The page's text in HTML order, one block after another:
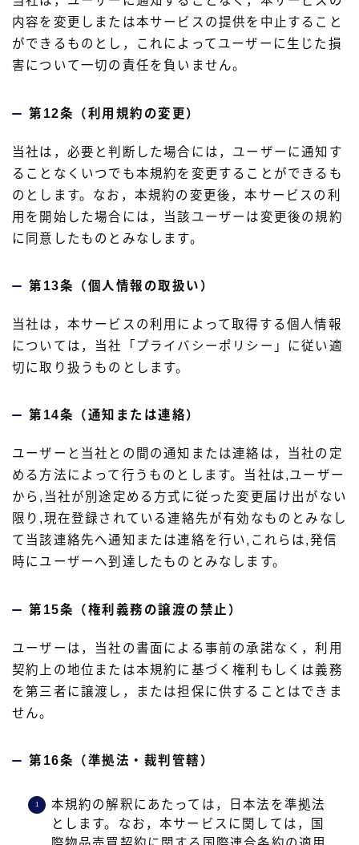
内容を変更しまたは本サービスの提供を中止すること
ができるものとし，これによってユーザーに生じた損
害について一切の責任を負いません。
第12条（利用規約の変更）
当社は，必要と判断した場合には，ユーザーに通知す
ることなくいつでも本規約を変更することができるも
のとします。なお，本規約の変更後，本サービスの利
用を開始した場合には，当該ユーザーは変更後の規約
に同意したものとみなします。
第13条（個人情報の取扱い）
当社は，本サービスの利用によって取得する個人情報
については，当社「プライバシーポリシー」に従い適
切に取り扱うものとします。
第14条（通知または連絡）
ユーザーと当社との間の通知または連絡は，当社の定
める方法によって行うものとします。当社は,ユーザー
から,当社が別途定める方式に従った変更届け出がない
限り,現在登録されている連絡先が有効なものとみなし
て当該連絡先へ通知または連絡を行い,これらは,発信
時にユーザーへ到達したものとみなします。
第15条（権利義務の譲渡の禁止）
ユーザーは，当社の書面による事前の承諾なく，利用
契約上の地位または本規約に基づく権利もしくは義務
を第三者に譲渡し，または担保に供することはできま
せん。
第16条（準拠法・裁判管轄）
本規約の解釈にあたっては，日本法を準拠法
とします。なお，本サービスに関しては，国